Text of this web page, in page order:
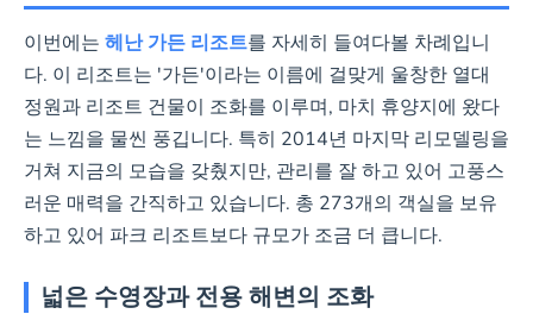
이번에는 헤난 가든 리조트를 자세히 들여다볼 차례입니
다. 이 리조트는 '가든'이라는 이름에 걸맞게 울창한 열대
정원과 리조트 건물이 조화를 이루며, 마치 휴양지에 왔다
는 느낌을 물씬 풍깁니다. 특히 2014년 마지막 리모델링을
거쳐 지금의 모습을 갖췄지만, 관리를 잘 하고 있어 고풍스
러운 매력을 간직하고 있습니다. 총 273개의 객실을 보유
하고 있어 파크 리조트보다 규모가 조금 더 큽니다.
넓은 수영장과 전용 해변의 조화